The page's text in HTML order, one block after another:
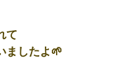
て
ましたよ🌱